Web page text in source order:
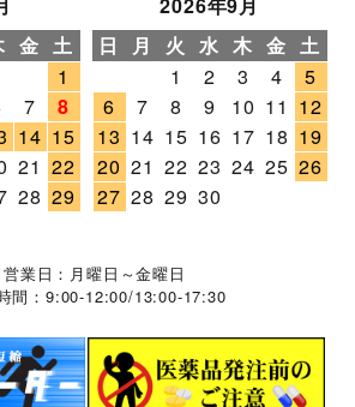
金 土
1
7
8
14 15
21 22
28 29
日
月 火 水 木 金 土
1
2 3 4
5
6
7 8 9 10 11 12
13 14 15 16 17 18 19
20 21 22 23 24 25 26
27 28 29 30
営業日：月曜日～金曜日
間：9:00-12:00/13:00-17:30